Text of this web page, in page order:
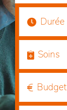
Durée
Soins
Budget